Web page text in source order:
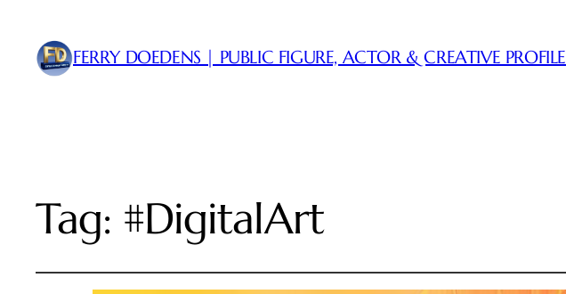
FERRY DOEDENS | PUBLIC FIGURE, ACTOR & CREATIVE PROFILE
Tag: #DigitalArt